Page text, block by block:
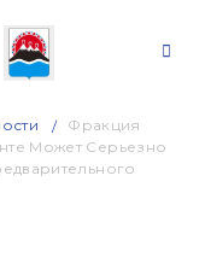
Фракция
Может Серьезно